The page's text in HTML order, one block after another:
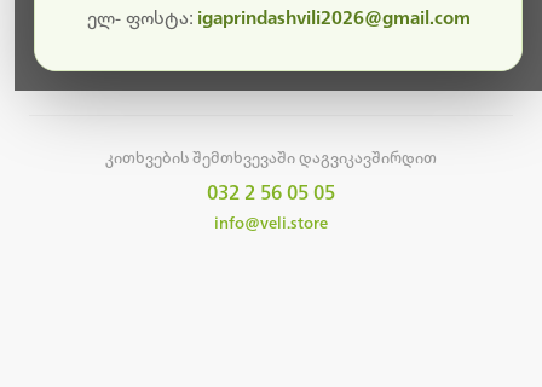
კითხვების შემთხვევაში დაგვიკავშირდით
032 2 56 05 05
info@veli.store
ელ- ფოსტა: igaprindashvili2026@gmail.com